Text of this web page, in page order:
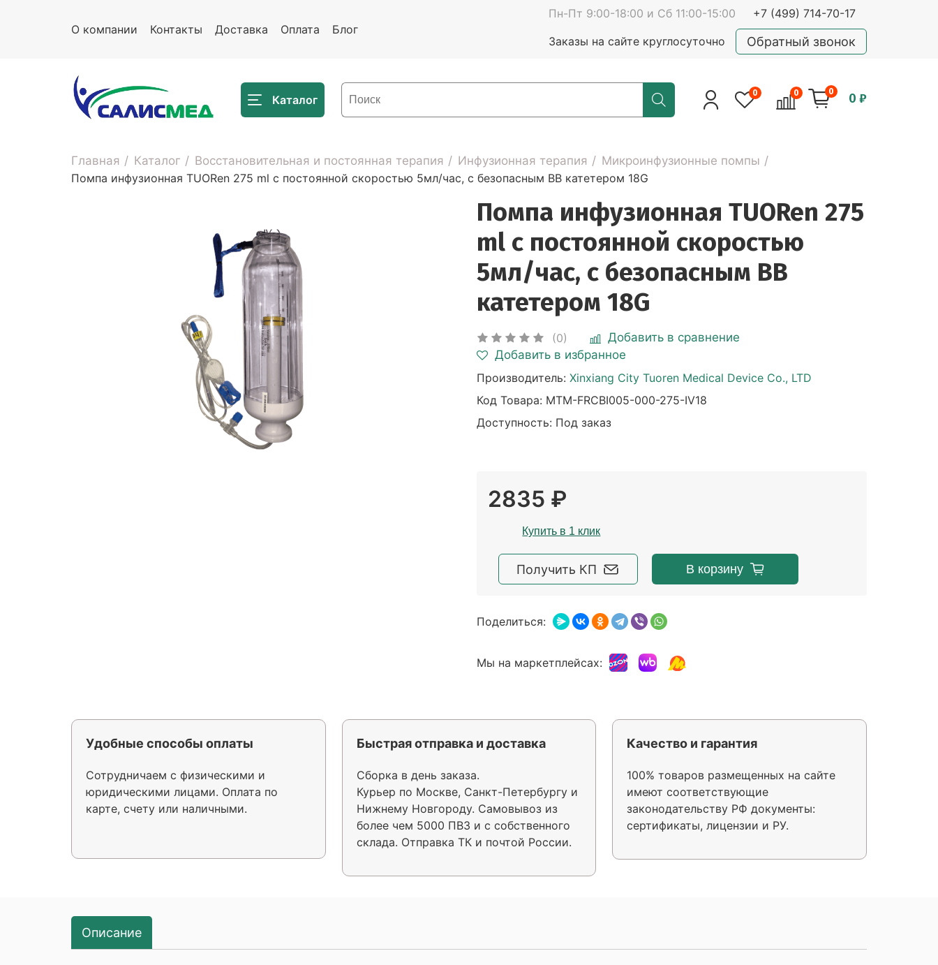
О компании Контакты Доставка Оплата Блог
Пн-Пт 9:00-18:00 и Сб 11:00-15:00 +7 (499) 714-70-17
Заказы на сайте круглосуточно Обратный звонок
Каталог 0 0 0 0 ₽
Главная Каталог Восстановительная и постоянная терапия Инфузионная терапия
Микроинфузионные помпы
Помпа инфузионная TUORen 275 ml с постоянной скоростью 5мл/час, с безопасным ВВ катетером 18G
Помпа инфузионная TUORen 275
ml с постоянной скоростью
5мл/час, с безопасным ВВ
катетером 18G
(0)
Добавить в сравнение
Добавить в избранное
Производитель:Xinxiang City Tuoren Medical Device Co., LTD
Код Товара: MTM-FRCBI005-000-275-IV18
Доступность: Под заказ
2835 ₽
Купить в 1 клик
Получить КП В корзину
Поделиться:
Мы на маркетплейсах:
Удобные способы оплаты
Сотрудничаем с физическими и
юридическими лицами. Оплата по
карте, счету или наличными.
Быстрая отправка и доставка
Сборка в день заказа.
Курьер по Москве, Санкт-Петербургу и
Нижнему Новгороду. Самовывоз из
более чем 5000 ПВЗ и с собственного
склада. Отправка ТК и почтой России.
Качество и гарантия
100% товаров размещенных на сайте
имеют соответствующие
законодательству РФ документы:
сертификаты, лицензии и РУ.
Описание